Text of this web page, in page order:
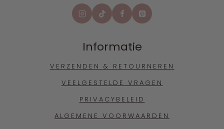
Informatie
VERZENDEN & RETOURNEREN
VEELGESTELDE VRAGEN
PRIVACYBELEID
ALGEMENE VOORWAARDEN